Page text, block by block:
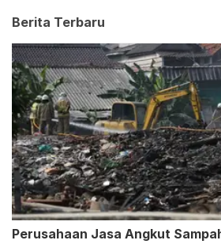
Berita Terbaru
Perusahaan Jasa Angkut